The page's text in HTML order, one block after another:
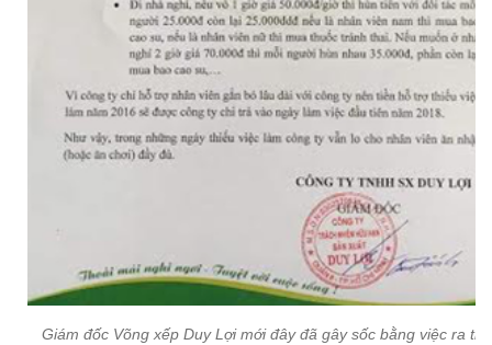
Giám đốc Võng xếp Duy Lợi mới đây đã gây sốc bằng việc ra